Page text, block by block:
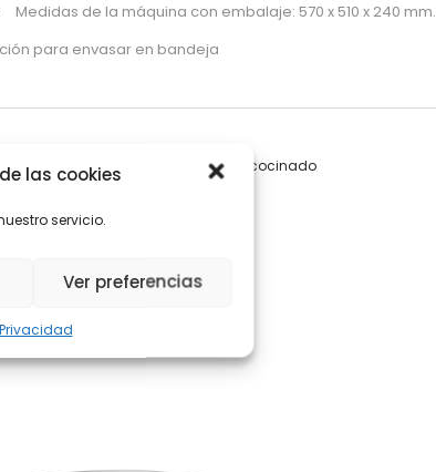
las cookies
servicio.
Ver preferencias
Medidas de la máquina con embalaje: 570 x 510 x 240 mm.
para envasar en bandeja
CORTADORA DE SALCHICHAS Precocinado
interesar